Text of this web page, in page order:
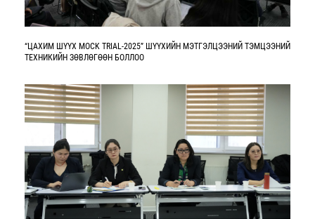
“ЦАХИМ ШҮҮХ MOCK TRIAL-2025” ШҮҮХИЙН МЭТГЭЛЦЭЭНИЙ ТЭМЦЭЭНИЙ
ТЕХНИКИЙН ЗӨВЛӨГӨӨН БОЛЛОО